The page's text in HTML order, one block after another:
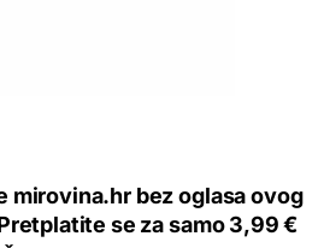
mirovina.hr bez oglasa ovog
se za samo 3,99 €